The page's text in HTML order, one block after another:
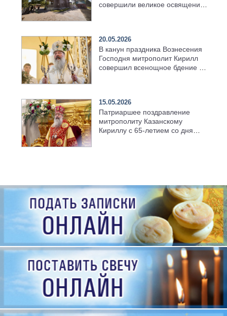
совершили великое освящение
20.05.2026
В канун праздника Вознесения
Господня митрополит Кирилл
совершил всенощное бдение в
15.05.2026
Патриаршее поздравление
митрополиту Казанскому
Кириллу с 65-летием со дня